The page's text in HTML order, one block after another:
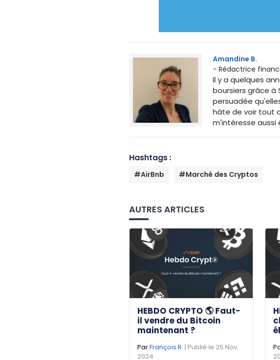
Amandine B.
- Rédactrice
Il y a quelques
boursiers grâce à
persuadée
hâte de voir tout
m'intéresse aussi
Hashtags :
#AirBnb #Marché des Cryptos
AUTRES ARTICLES
HEBDO CRYPTO 🌎 Faut-
il vendre du Bitcoin
maintenant ?
ParFrançois R. | Publié le 25 Nov.
2024